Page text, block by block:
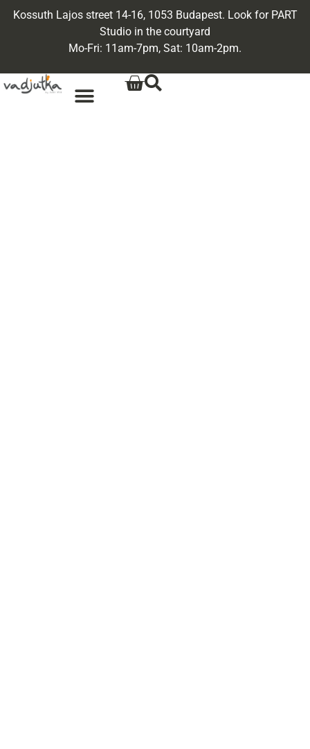
Kossuth Lajos street 14-16, 1053 Budapest. Look for PART
Studio in the courtyard
Mo-Fri: 11am-7pm, Sat: 10am-2pm.